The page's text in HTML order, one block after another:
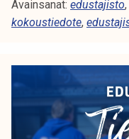
k
l
u
S
A
J
s
t
s
o
Avainsanat: edustajisto,
kokoustiedote,